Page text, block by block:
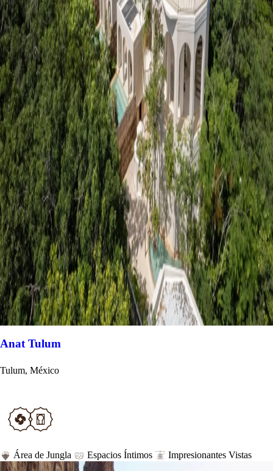
Anat Tulum
Tulum, México
Área de Jungla Espacios Íntimos Impresionantes Vistas